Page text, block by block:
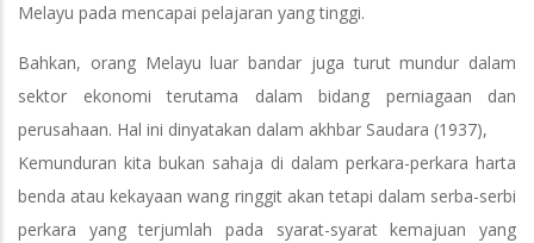
Melayu pada mencapai pelajaran yang tinggi.
Bahkan, orang Melayu luar bandar juga turut mundur dalam
sektor ekonomi terutama dalam bidang perniagaan dan
perusahaan. Hal ini dinyatakan dalam akhbar Saudara (1937),
Kemunduran kita bukan sahaja di dalam perkara-perkara harta
benda atau kekayaan wang ringgit akan tetapi dalam serba-serbi
perkara yang terjumlah pada syarat-syarat kemajuan yang